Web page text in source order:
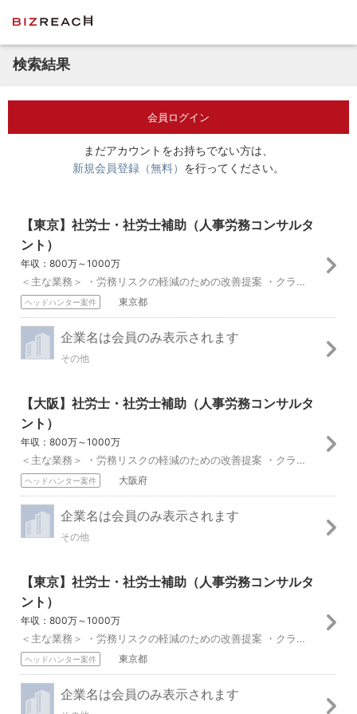
検索結果
会員ログイン
まだアカウントをお持ちでない方は、
新規会員登録（無料） を行ってください。
【東京】社労士・社労士補助（人事労務コンサルタ
ント）
年収：800万～1000万
＜主な業務＞ ・労務リスクの軽減のための改善提案 ・クライアントの労務トラブルの相談対応 ・就業規則の制定・改正 ・各種助成金の提案・申請 ・各種保険の手続き...
ヘッドハンター案件 東京都
企業名は会員のみ表示されます
その他
【大阪】社労士・社労士補助（人事労務コンサルタ
ント）
年収：800万～1000万
＜主な業務＞ ・労務リスクの軽減のための改善提案 ・クライアントの労務トラブルの相談対応 ・就業規則の制定・改正 ・各種助成金の提案・申請 ・各種保険の手続き...
ヘッドハンター案件 大阪府
企業名は会員のみ表示されます
その他
【東京】社労士・社労士補助（人事労務コンサルタ
ント）
年収：800万～1000万
＜主な業務＞ ・労務リスクの軽減のための改善提案 ・クライアントの労務トラブルの相談対応 ・就業規則の制定・改正 ・各種助成金の提案・申請 ・各種保険の手続き...
ヘッドハンター案件 東京都
企業名は会員のみ表示されます